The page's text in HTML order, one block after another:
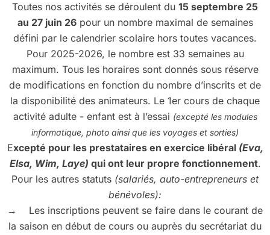
Toutes nos activités se déroulent du 15 septembre 25
au 27 juin 26pour un nombre maximal de semaines
défini par le calendrier scolaire hors toutes vacances.
Pour 2025-2026, le nombre est 33 semaines au
maximum. Tous les horaires sont donnés sous réserve
de modifications en fonction du nombre d’inscrits et de
la disponibilité des animateurs. Le 1er cours de chaque
activité adulte - enfant est à l’essai (excepté les modules
informatique, photo ainsi que les voyages et sorties)
Excepté pour les prestataires en exercice libéral (Eva,
Elsa, Wim, Laye) qui ont leur propre fonctionnement.
Pour les autres statuts (salariés, auto-entrepreneurs et
bénévoles):
→ Les inscriptions peuvent se faire dans le courant de
la saison en début de cours ou auprès du secrétariat du